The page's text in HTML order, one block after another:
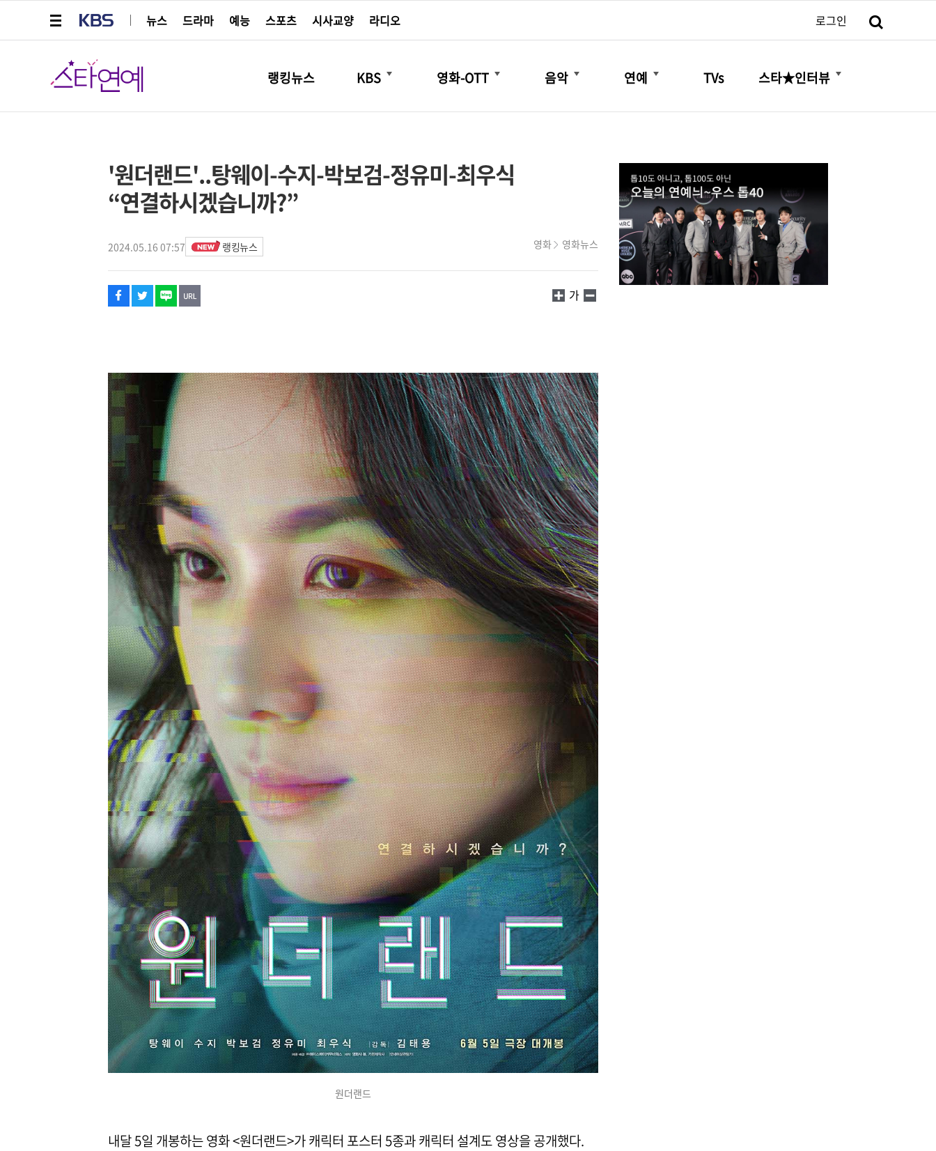
뉴스
드라마 예능 스포츠 시사교양 라디오 로그인
스타연예
랭킹뉴스 KBS
더보기
영화-OTT
더보기
음악
더보기
연예
더보기
TVs 스타★인터뷰
더보기
'원더랜드'..탕웨이-수지-박보검-정유미-최우식
“연결하시겠습니까?”
2024.05.16 07:57 랭킹뉴스 영화 영화뉴스
페이스북
트위터
네이버
URL복사
글씨 작게보기
가
글씨 크게보기
원더랜드
내달 5일 개봉하는 영화 <원더랜드>가 캐릭터 포스터 5종과 캐릭터 설계도 영상을 공개했다.
해시태그
스타박스